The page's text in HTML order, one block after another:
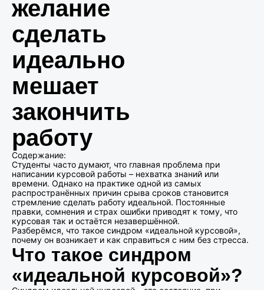
желание
сделать
идеально
мешает
закончить
работу
Содержание:
Студенты часто думают, что главная проблема при
написании курсовой работы – нехватка знаний или
времени. Однако на практике одной из самых
распространённых причин срыва сроков становится
стремление сделать работу идеальной. Постоянные
правки, сомнения и страх ошибки приводят к тому, что
курсовая так и остаётся незавершённой.
Разберёмся, что такое синдром «идеальной курсовой»,
почему он возникает и как справиться с ним без стресса.
Что такое синдром
«идеальной курсовой»?